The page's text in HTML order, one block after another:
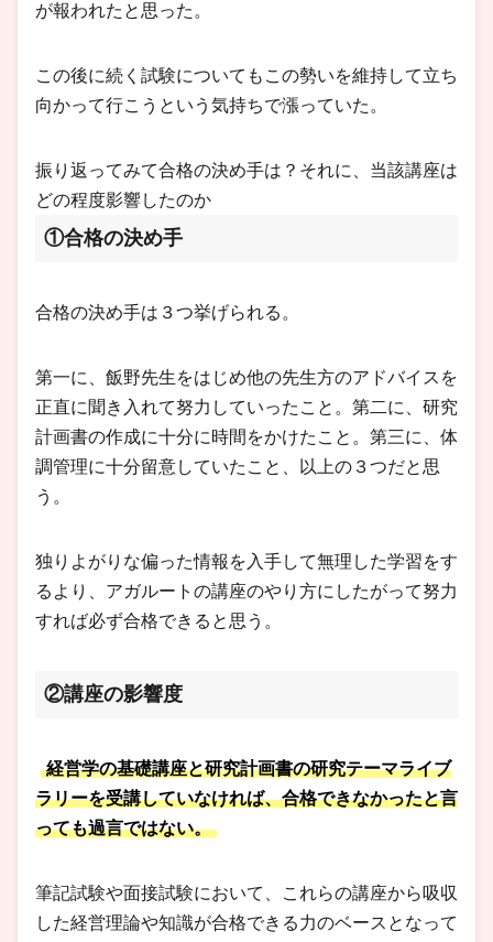
が報われたと思った。
この後に続く試験についてもこの勢いを維持して立ち
向かって行こうという気持ちで漲っていた。
振り返ってみて合格の決め手は？それに、当該講座は
どの程度影響したのか
①合格の決め手
合格の決め手は３つ挙げられる。
第一に、飯野先生をはじめ他の先生方のアドバイスを
正直に聞き入れて努力していったこと。第二に、研究
計画書の作成に十分に時間をかけたこと。第三に、体
調管理に十分留意していたこと、以上の３つだと思
う。
独りよがりな偏った情報を入手して無理した学習をす
るより、アガルートの講座のやり方にしたがって努力
すれば必ず合格できると思う。
②講座の影響度
経営学の基礎講座と研究計画書の研究テーマライブ
ラリーを受講していなければ、合格できなかったと言
っても過言ではない。
筆記試験や面接試験において、これらの講座から吸収
した経営理論や知識が合格できる力のベースとなって